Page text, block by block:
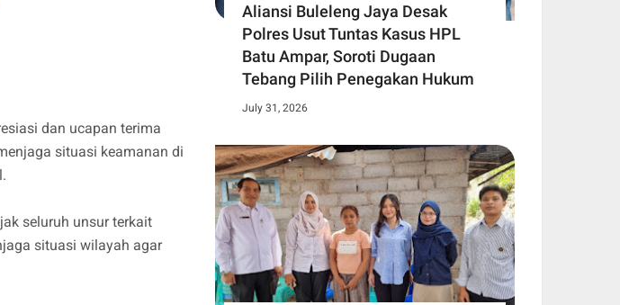
dan ucapan terima
situasi keamanan di
seluruh unsur terkait
situasi wilayah agar
Aliansi Buleleng Jaya Desak
Polres Usut Tuntas Kasus HPL
Batu Ampar, Soroti Dugaan
Tebang Pilih Penegakan Hukum
July 31, 2026